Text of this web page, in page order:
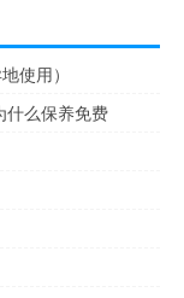
使用）
什么保养免费